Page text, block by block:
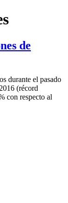
de
durante el pasado
(récord
con respecto al